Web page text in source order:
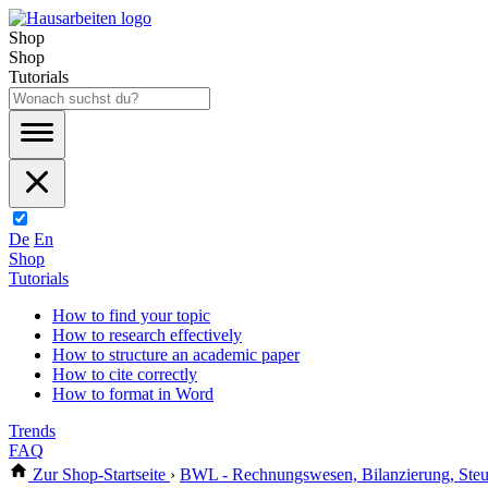
Shop
Shop
Tutorials
De En
Shop
Tutorials
How to find your topic
How to research effectively
How to structure an academic paper
How to cite correctly
How to format in Word
Trends
FAQ
Zur Shop-Startseite › BWL - Rechnungswesen, Bilanzierung,